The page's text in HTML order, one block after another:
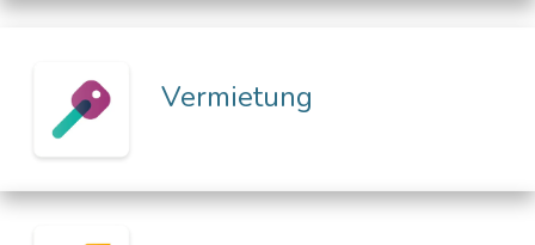
Vermietung